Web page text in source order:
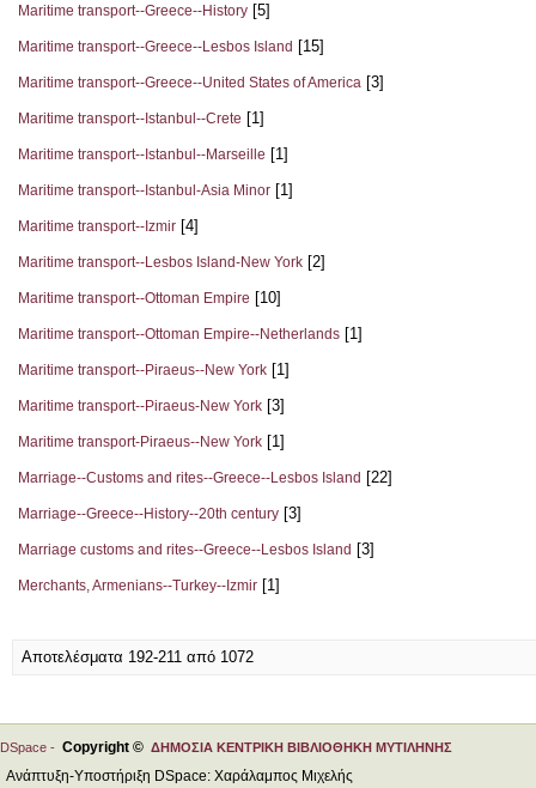
Maritime transport--Greece--History [5]
Maritime transport--Greece--Lesbos Island [15]
Maritime transport--Greece--United States of America [3]
Maritime transport--Istanbul--Crete [1]
Maritime transport--Istanbul--Marseille [1]
Maritime transport--Istanbul-Asia Minor [1]
Maritime transport--Izmir [4]
Maritime transport--Lesbos Island-New York [2]
Maritime transport--Ottoman Empire [10]
Maritime transport--Ottoman Empire--Netherlands [1]
Maritime transport--Piraeus--New York [1]
Maritime transport--Piraeus-New York [3]
Maritime transport-Piraeus--New York [1]
Marriage--Customs and rites--Greece--Lesbos Island [22]
Marriage--Greece--History--20th century [3]
Marriage customs and rites--Greece--Lesbos Island [3]
Merchants, Armenians--Turkey--Izmir [1]
Αποτελέσματα 192-211 από 1072
DSpace - Copyright © ΔΗΜΟΣΙΑ ΚΕΝΤΡΙΚΗ ΒΙΒΛΙΟΘΗΚΗ ΜΥΤΙΛΗΝΗΣ
Ανάπτυξη-Υποστήριξη DSpace: Χαράλαμπος Μιχελής